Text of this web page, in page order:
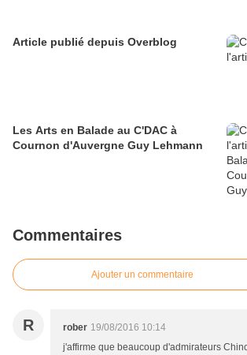
Article publié depuis Overblog
Les Arts en Balade au C'DAC à
Cournon d'Auvergne Guy Lehmann
Commentaires
Ajouter un commentaire
R rober 19/08/2016 10:14
j'affirme que beaucoup d'admirateurs